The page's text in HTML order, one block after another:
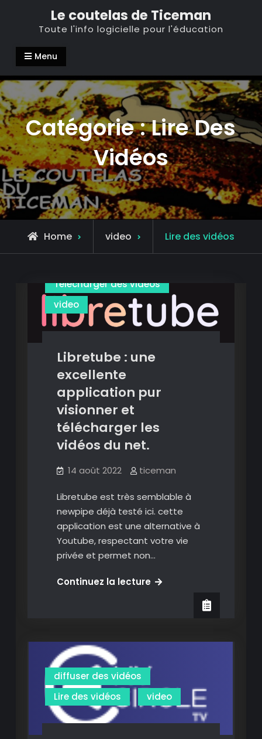
Le coutelas de Ticeman
Toute l'info logicielle pour l'éducation
Menu
Catégorie :Lire Des
Vidéos
Home video
Archive
for
Lire des vidéos
Télécharger des vidéos
video
Libretube : une
excellente
application pur
visionner et
télécharger les
vidéos du net.
14 août 2022 ticeman
Libretube est très semblable à
newpipe déjà testé ici. cette
application est une alternative à
Youtube, respectant votre vie
privée et permet non…
Continuez la lectureLibretube
application
visionner
et
télécharger
vidéos
diffuser des vidéos
Lire des vidéos
video